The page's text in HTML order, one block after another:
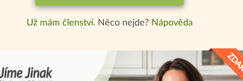
Už mám členství. Něco nejde? Nápověda